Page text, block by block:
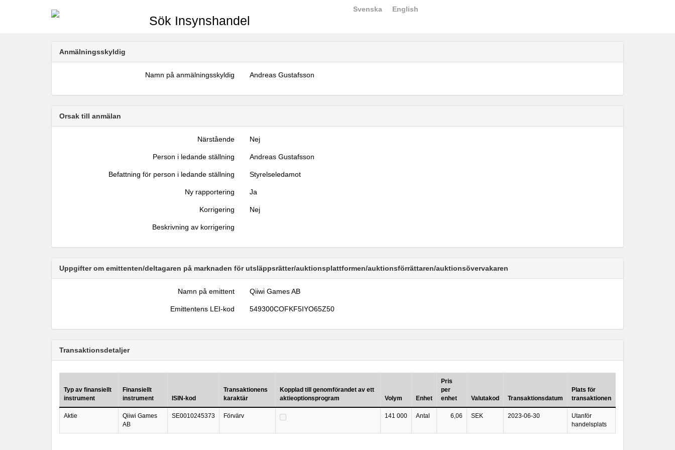
Sök Insynshandel
Svenska English
Anmälningsskyldig
Namn på anmälningsskyldig Andreas Gustafsson
Orsak till anmälan
Närstående Nej
Person i ledande ställning Andreas Gustafsson
Befattning för person i ledande ställning Styrelseledamot
Ny rapportering Ja
Korrigering Nej
Beskrivning av korrigering
Uppgifter om emittenten/deltagaren på marknaden för utsläppsrätter/auktionsplattformen/auktionsförrättaren/auktionsövervakaren
Namn på emittent Qiiwi Games AB
Emittentens LEI-kod 549300COFKF5IYO65Z50
Transaktionsdetaljer
Typ av finansiellt
instrument
Finansiellt
instrument
ISIN-kod
Transaktionens
karaktär
Kopplad till genomförandet av ett
aktieoptionsprogram
Volym Enhet
Pris
per
enhet
Valutakod Transaktionsdatum
Plats för
transaktionen
Aktie
Qiiwi Games
AB
SE0010245373 Förvärv 141 000 Antal 6,06 SEK 2023-06-30
Utanför
handelsplats